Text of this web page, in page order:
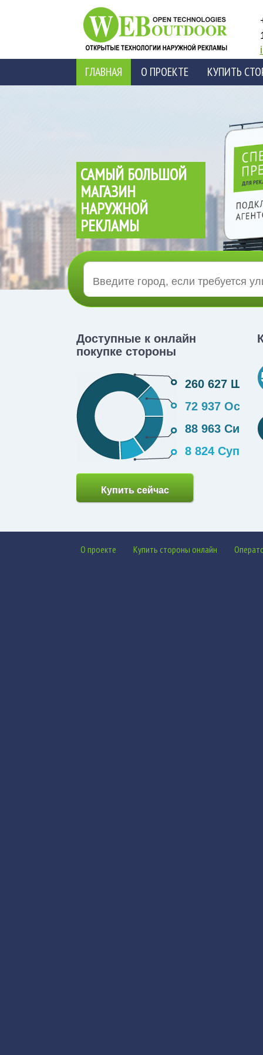
ГЛАВНАЯ О ПРОЕКТЕ
КУПИТЬ
САМЫЙ БОЛЬШОЙ
МАГАЗИН
НАРУЖНОЙ
РЕКЛАМЫ
Доступные к онлайн
покупке стороны
260 627
72 937
88 963
8 824
Купить сейчас
О проекте Купить стороны онлайн